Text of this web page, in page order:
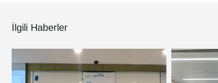
İlgili Haberler